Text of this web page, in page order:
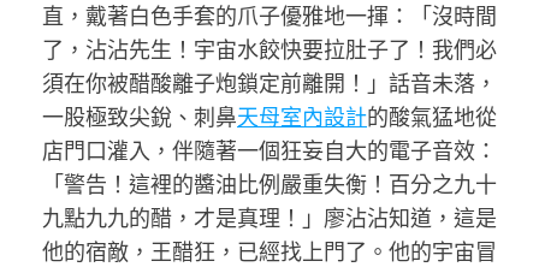
直，戴著白色手套的爪子優雅地一揮：「沒時間
了，沾沾先生！宇宙水餃快要拉肚子了！我們必
須在你被醋酸離子炮鎖定前離開！」話音未落，
一股極致尖銳、刺鼻天母室內設計的酸氣猛地從
店門口灌入，伴隨著一個狂妄自大的電子音效：
「警告！這裡的醬油比例嚴重失衡！百分之九十
九點九九的醋，才是真理！」廖沾沾知道，這是
他的宿敵，王醋狂，已經找上門了。他的宇宙冒